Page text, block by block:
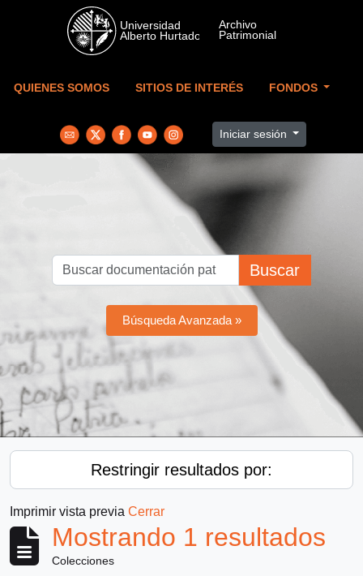
Skip to main content
QUIENES SOMOS SITIOS DE INTERÉS FONDOS
Iniciar sesión
Buscar
Búsqueda Avanzada »
Restringir resultados por:
Imprimir vista previa Cerrar
Mostrando 1 resultados
Colecciones